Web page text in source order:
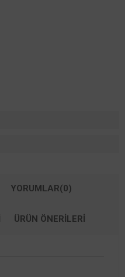
YORUMLAR(0)
ÜRÜN ÖNERILERI